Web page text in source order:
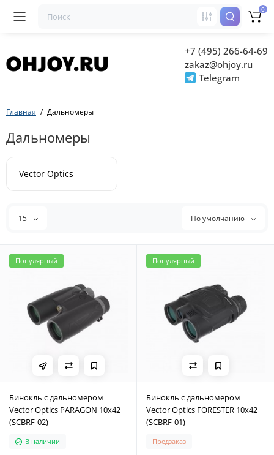
+7 (495) 266-64-69
zakaz@ohjoy.ru
Telegram
0
Главная Дальномеры
Дальномеры
Vector Optics
15 По умолчанию
Популярный
Бинокль с дальномером
Vector Optics PARAGON 10х42
(SCBRF-02)
В наличии
Популярный
Бинокль с дальномером
Vector Optics FORESTER 10х42
(SCBRF-01)
Предзаказ